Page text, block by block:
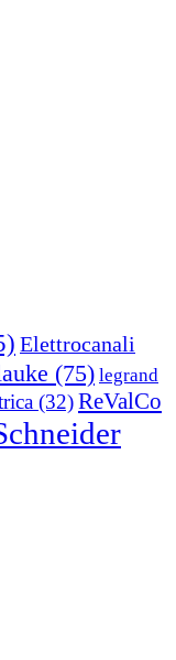
Elettrocanali
(75) legrand
(32)ReValCo